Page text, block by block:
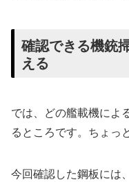
確認できる機銃
える
では、どの艦載機によ
るところです。ちょっ
今回確認した鋼板には